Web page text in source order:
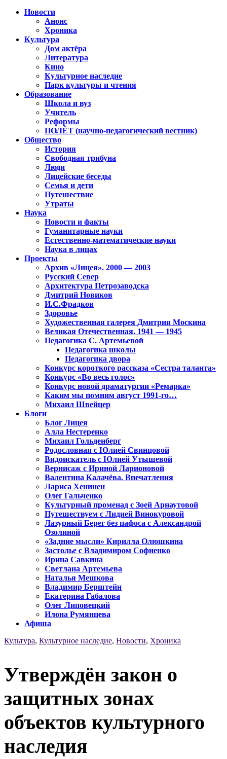
Новости
Анонс
Хроника
Культура
Дом актёра
Литература
Кино
Культурное наследие
Парк культуры и чтения
Образование
Школа и вуз
Учитель
Реформы
ПОЛЁТ (научно-педагогический вестник)
Общество
История
Свободная трибуна
Люди
Лицейские беседы
Семья и дети
Путешествие
Утраты
Наука
Новости и факты
Гуманитарные науки
Естественно-математические науки
Наука в лицах
Проекты
Архив «Лицея». 2000 — 2003
Русский Север
Архитектура Петрозаводска
Дмитрий Новиков
И.С.Фрадков
Здоровье
Художественная галерея Дмитрия Москина
Великая Отечественная. 1941 — 1945
Педагогика С. Артемьевой
Педагогика школы
Педагогика двора
Конкурс короткого рассказа «Сестра таланта»
Конкурс «Во весь голос»
Конкурс новой драматургии «Ремарка»
Каким мы помним август 1991-го…
Михаил Швейцер
Блоги
Блог Лицея
Алла Нестеренко
Михаил Гольденберг
Родословная с Юлией Свинцовой
Видоискатель с Юлией Утышевой
Вернисаж с Ириной Ларионовой
Валентина Калачёва. Впечатления
Лариса Хенинен
Олег Гальченко
Культурный променад с Зоей Арнаутовой
Путешествуем с Лидией Винокуровой
Лазурный Берег без пафоса с Александрой
Озолиной
«Задние мысли» Кирилла Олюшкина
Застолье с Владимиром Софиенко
Ирина Савкина
Светлана Артемьева
Наталья Мешкова
Владимир Берштейн
Екатерина Габалова
Олег Липовецкий
Илона Румянцева
Афиша
Культура, Культурное наследие, Новости, Хроника
Утверждён закон о
защитных зонах
объектов культурного
наследия